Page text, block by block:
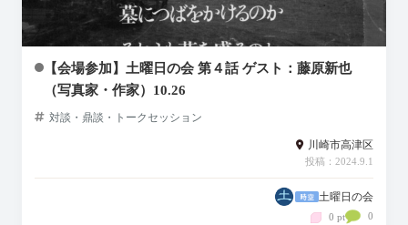
【会場参加】土曜日の会 第４話 ゲスト：藤原新也
（写真家・作家）10.26
対談・鼎談・トークセッション
川崎市高津区
投稿：2024.9.1
土曜日の会
0 pt 0